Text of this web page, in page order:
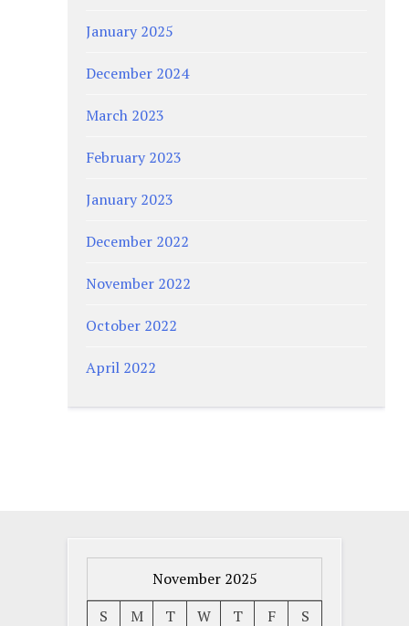
January 2025
December 2024
March 2023
February 2023
January 2023
December 2022
November 2022
October 2022
April 2022
November 2025
S
M T W T F S